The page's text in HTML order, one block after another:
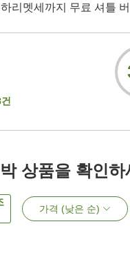
리멧세까지 무료 셔틀
건
상품을 확인하
가격 (낮은 순)